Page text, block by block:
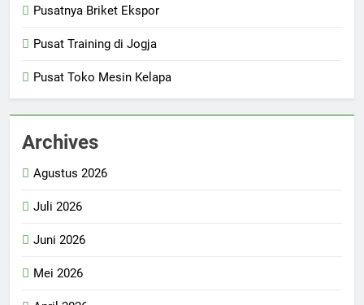
Pusatnya Briket Ekspor
Pusat Training di Jogja
Pusat Toko Mesin Kelapa
Archives
Agustus 2026
Juli 2026
Juni 2026
Mei 2026